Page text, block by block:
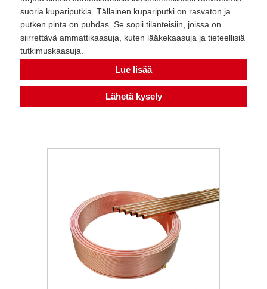
suoria kupariputkia. Tällainen kupariputki on rasvaton ja
putken pinta on puhdas. Se sopii tilanteisiin, joissa on
siirrettävä ammattikaasuja, kuten lääkekaasuja ja tieteellisiä
tutkimuskaasuja.
Lue lisää
Lähetä kysely